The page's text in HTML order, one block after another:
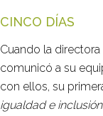
CINCO DÍAS
Cuando la
comunicó a su
con ellos, su
igualdad e